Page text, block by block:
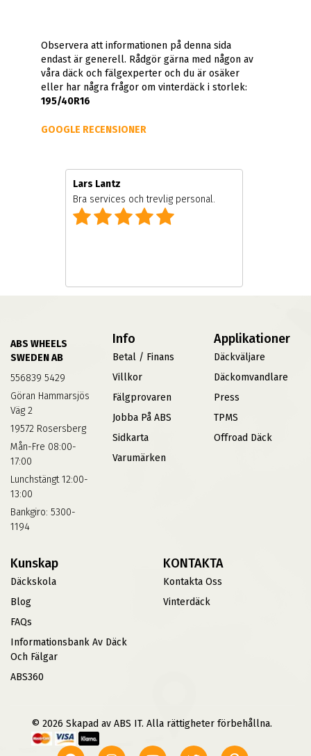
Observera att informationen på denna sida
endast är generell. Rådgör gärna med någon av
våra däck och fälgexperter och du är osäker
eller har några frågor om vinterdäck i storlek:
195/40R16
GOOGLE RECENSIONER
Lars Lantz
Bra services och trevlig personal.
ABS WHEELS
SWEDEN AB
556839 5429
Göran Hammarsjös
Väg 2
19572 Rosersberg
Mån-Fre 08:00-
17:00
Lunchstängt 12:00-
13:00
Bankgiro: 5300-
1194
Info
Betal / Finans
Villkor
Fälgprovaren
Jobba På ABS
Sidkarta
Varumärken
Applikationer
Däckväljare
Däckomvandlare
Press
TPMS
Offroad Däck
Kunskap
Däckskola
Blog
FAQs
Informationsbank Av Däck
Och Fälgar
ABS360
KONTAKTA
Kontakta Oss
Vinterdäck
© 2026 Skapad av ABS IT. Alla rättigheter förbehållna.